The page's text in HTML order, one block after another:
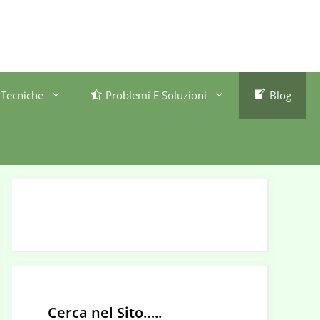
Tecniche Problemi E Soluzioni Blog
Cerca nel Sito…..